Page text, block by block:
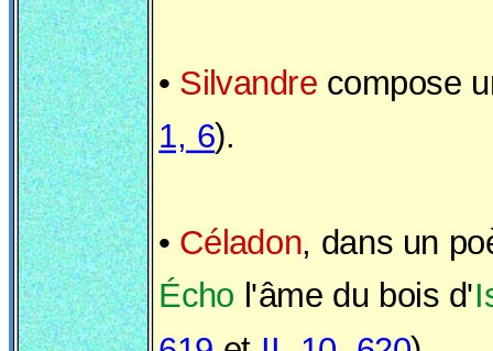
• Silvandre compose
1, 6).
• Céladon, dans un
Écho l'âme du bois d'